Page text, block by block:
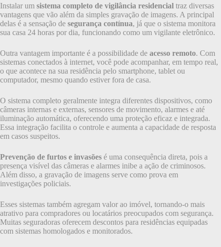
Instalar um sistema completo de vigilância residencial traz diversas
vantagens que vão além da simples gravação de imagens. A principal
delas é a sensação de segurança contínua, já que o sistema monitora
sua casa 24 horas por dia, funcionando como um vigilante eletrônico.
Outra vantagem importante é a possibilidade de acesso remoto. Com
sistemas conectados à internet, você pode acompanhar, em tempo real,
o que acontece na sua residência pelo smartphone, tablet ou
computador, mesmo quando estiver fora de casa.
O sistema completo geralmente integra diferentes dispositivos, como
câmeras internas e externas, sensores de movimento, alarmes e até
iluminação automática, oferecendo uma proteção eficaz e integrada.
Essa integração facilita o controle e aumenta a capacidade de resposta
em casos suspeitos.
Prevenção de furtos e invasões é uma consequência direta, pois a
presença visível das câmeras e alarmes inibe a ação de criminosos.
Além disso, a gravação de imagens serve como prova em
investigações policiais.
Esses sistemas também agregam valor ao imóvel, tornando-o mais
atrativo para compradores ou locatários preocupados com segurança.
Muitas seguradoras oferecem descontos para residências equipadas
com sistemas homologados e monitorados.